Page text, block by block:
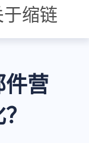
于缩链
件营